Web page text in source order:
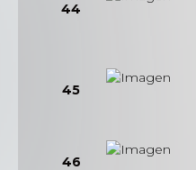
44
45
46